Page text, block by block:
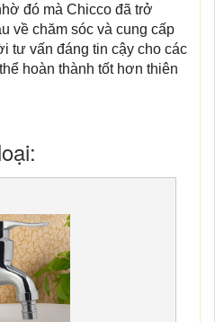
đó mà Chicco đã trở
về chăm sóc và cung cấp
tư vấn đáng tin cậy cho các
hoàn thành tốt hơn thiên